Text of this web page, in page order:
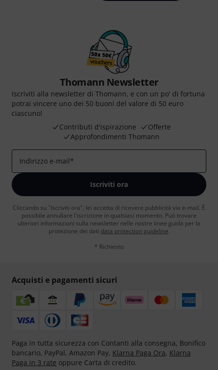
Thomann Newsletter
Iscriviti alla newsletter di Thomann, e con un po' di fortuna
potrai vincere uno dei 50 buoni del valore di 50 euro
ciascuno!
Contributi d'ispirazione
Offerte
Approfondimenti Thomann
Indirizzo e-mail*
Iscriviti ora
Cliccando su "Iscriviti ora", lei accetta di ricevere pubblicità via e-mail. È
possibile annullare l'iscrizione in qualsiasi momento. Può trovare
ulteriori informazioni sulla newsletter nelle nostre linee guida per la
protezione dei dati data protection guideline.
* Richiesto
Acquisti e pagamenti sicuri
Paga in tutta sicurezza con Contanti alla consegna, Bonifico
bancario, PayPal, Amazon Pay, Klarna Paga Ora, Klarna
Paga in 3 rate oppure Carta di credito.